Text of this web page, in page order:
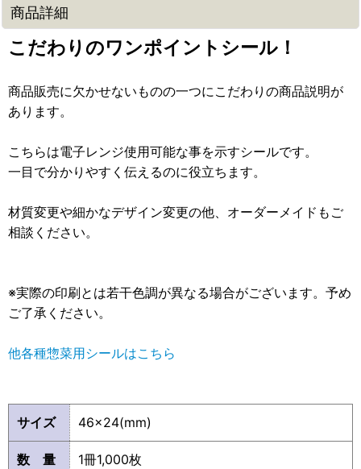
商品詳細
こだわりのワンポイントシール！
商品販売に欠かせないものの一つにこだわりの商品説明が
あります。
こちらは電子レンジ使用可能な事を示すシールです。
一目で分かりやすく伝えるのに役立ちます。
材質変更や細かなデザイン変更の他、オーダーメイドもご
相談ください。
※実際の印刷とは若干色調が異なる場合がございます。予め
ご了承ください。
他各種惣菜用シールはこちら
サイズ 46×24(mm)
数 量 1冊1,000枚